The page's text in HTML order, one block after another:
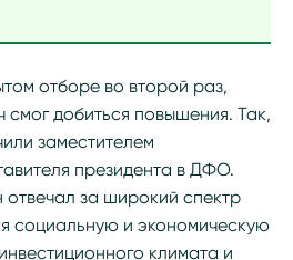
отборе во второй раз,
добиться повышения. Так,
заместителем
президента в ДФО.
отвечал за широкий спектр
социальную и экономическую
климата и